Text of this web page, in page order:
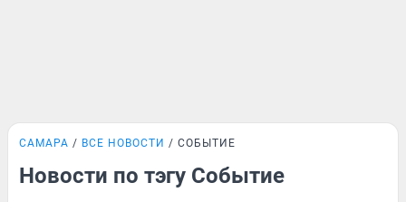
САМАРА ВСЕ НОВОСТИ СОБЫТИЕ
Новости по тэгу Событие